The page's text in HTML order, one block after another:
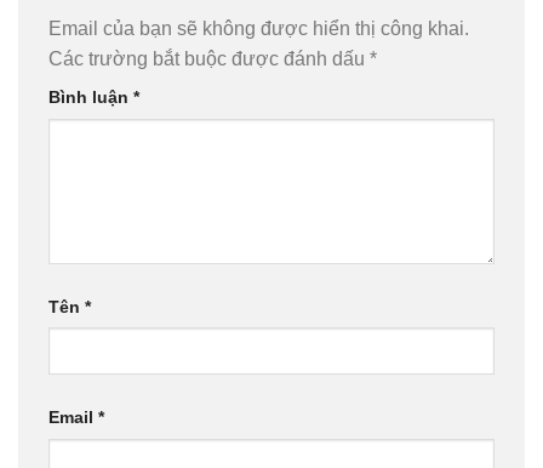
Email của bạn sẽ không được hiển thị công khai.
Các trường bắt buộc được đánh dấu *
Bình luận *
Tên *
Email *